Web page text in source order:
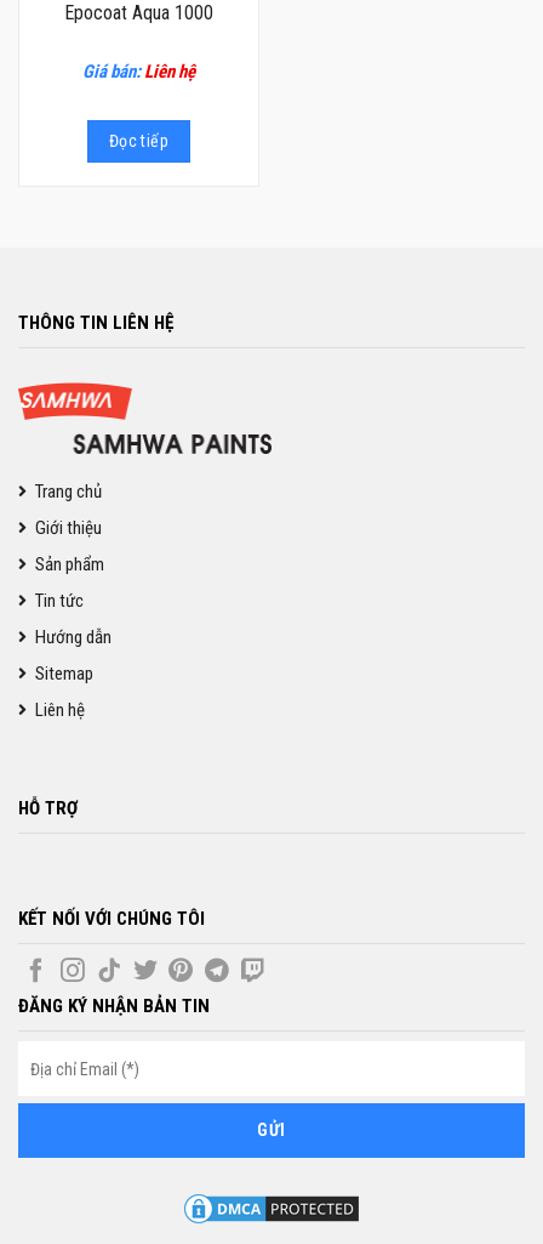
Epocoat Aqua 1000
Giá bán:Liên hệ
Đọc tiếp
THÔNG TIN LIÊN HỆ
Trang chủ
Giới thiệu
Sản phẩm
Tin tức
Hướng dẫn
Sitemap
Liên hệ
HỖ TRỢ
KẾT NỐI VỚI CHÚNG TÔI
ĐĂNG KÝ NHẬN BẢN TIN